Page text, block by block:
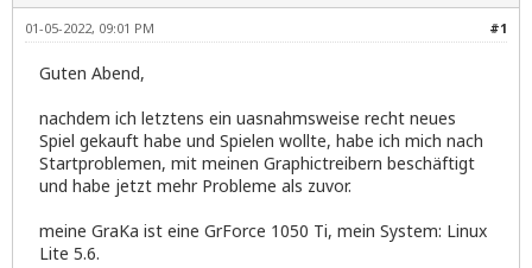
#1
01-05-2022, 09:01 PM
Guten Abend,
nachdem ich letztens ein uasnahmsweise recht neues
Spiel gekauft habe und Spielen wollte, habe ich mich nach
Startproblemen, mit meinen Graphictreibern beschäftigt
und habe jetzt mehr Probleme als zuvor.
meine GraKa ist eine GrForce 1050 Ti, mein System: Linux
Lite 5.6.